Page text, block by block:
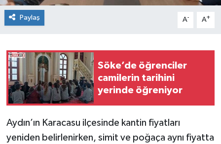
Paylaş A- A+
Söke’de öğrenciler
camilerin tarihini
yerinde öğreniyor
Aydın’ın Karacasu ilçesinde kantin fiyatları
yeniden belirlenirken, simit ve poğaça aynı fiyatta